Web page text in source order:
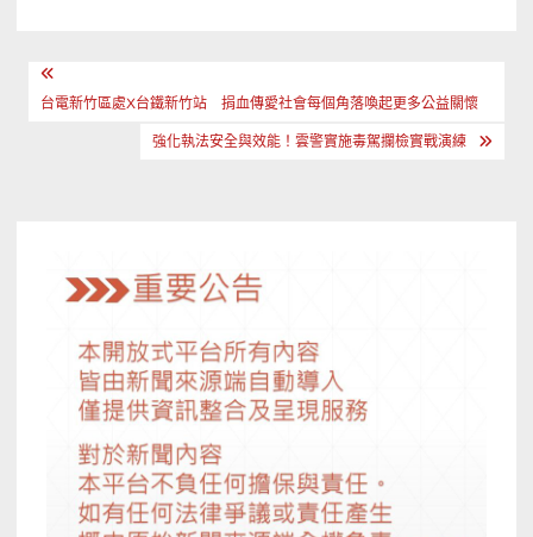
文
章
台電新竹區處X台鐵新竹站 捐血傳愛社會每個角落喚起更多公益關懷
強化執法安全與效能！雲警實施毒駕攔檢實戰演練